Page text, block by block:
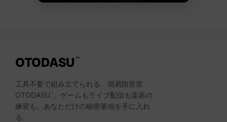
OTODASU ™
工具不要で組み立てられる、簡易防音室
OTODASU ™
。ゲームもライブ配信も楽器の
練習も。あなただけの秘密基地を手に入れ
る。